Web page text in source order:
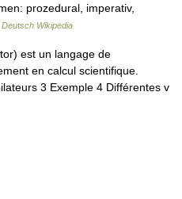
prozedural, imperativ,
Deutsch Wikipedia
est un langage de
en calcul scientifique.
3 Exemple 4 Différentes v